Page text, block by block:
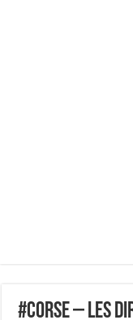
#corse – Les